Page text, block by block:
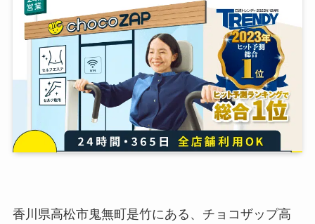
香川県高松市鬼無町是竹にある、チョコザップ高